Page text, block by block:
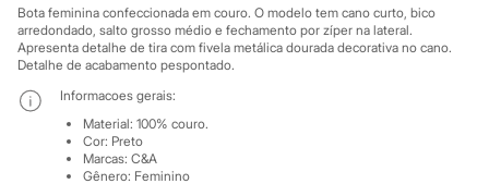
Botas
Chinelos
Rasteirinhas
Sandálias
Sapatilhas
Tênis
Marcas
Clock House
Bota feminina confeccionada em couro. O modelo tem cano curto, bico
arredondado, salto grosso médio e fechamento por zíper na lateral.
Apresenta detalhe de tira com fivela metálica dourada decorativa no cano.
Detalhe de acabamento pespontado.
Informacoes gerais:
Material: 100% couro.
Cor: Preto
Marcas: C&A
Gênero: Feminino